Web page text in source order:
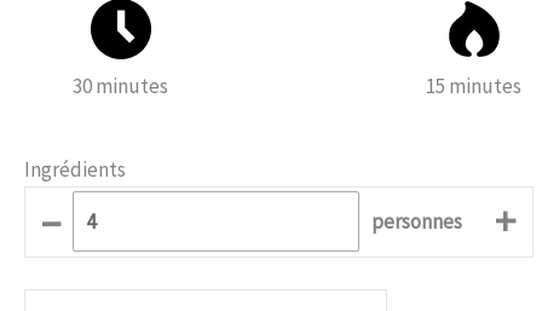
30 minutes 15 minutes
Ingrédients
– personnes +